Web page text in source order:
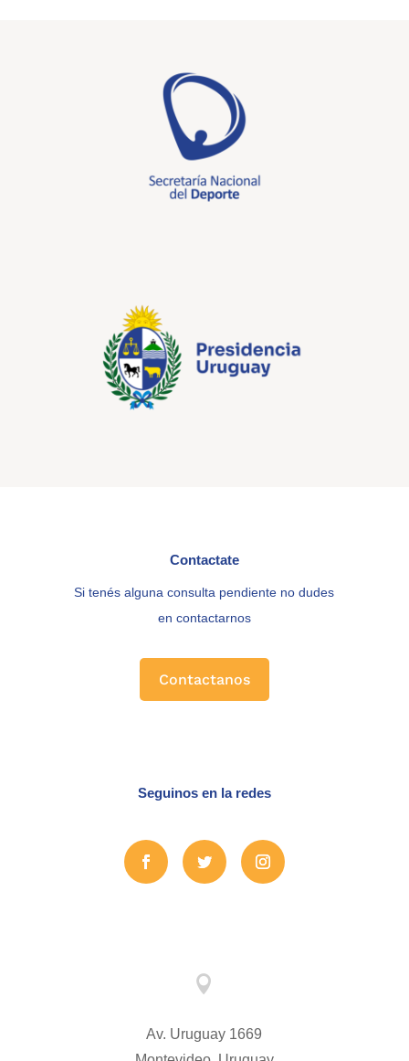
Contactate
Si tenés alguna consulta pendiente no dudes
en contactarnos
Contactanos
Seguinos en la redes

Av. Uruguay 1669